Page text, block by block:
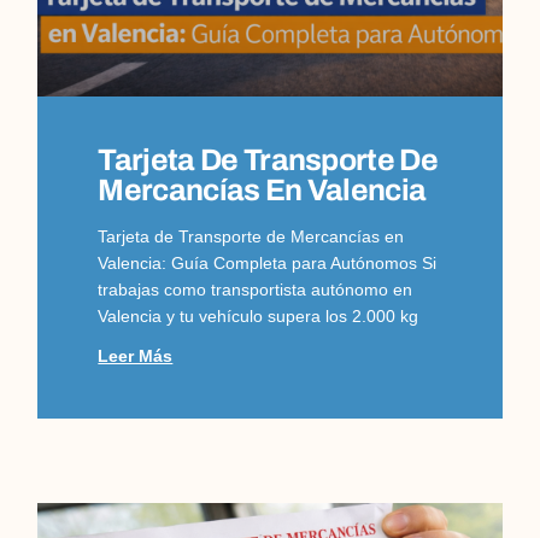
Tarjeta De Transporte De
Mercancías En Valencia
Tarjeta de Transporte de Mercancías en
Valencia: Guía Completa para Autónomos Si
trabajas como transportista autónomo en
Valencia y tu vehículo supera los 2.000 kg
Leer Más